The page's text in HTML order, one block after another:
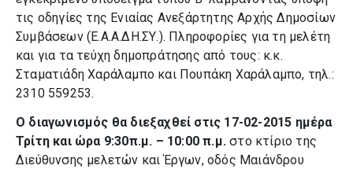
τις οδηγίες της Ενιαίας Ανεξάρτητης Αρχής Δημοσίων
Συμβάσεων (Ε.Α.Α.ΔΗ.ΣΥ.). Πληροφορίες για τη μελέτη
και για τα τεύχη δημοπράτησης από τους: κ.κ.
Σταματιάδη Χαράλαμπο και Πουπάκη Χαράλαμπο, τηλ.:
2310 559253.
Ο διαγωνισμός θα διεξαχθεί στις 17-02-2015 ημέρα
Τρίτη και ώρα 9:30π.μ. – 10:00 π.μ.στο κτίριο της
Διεύθυνσης μελετών και Έργων, οδός Μαιάνδρου